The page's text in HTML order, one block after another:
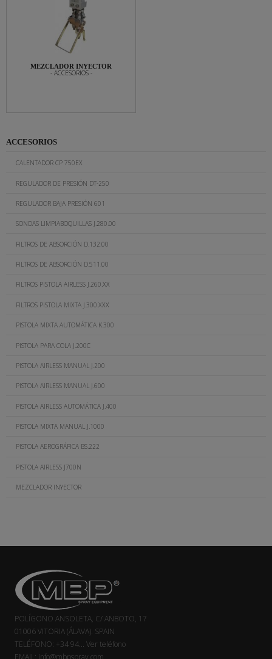
MEZCLADOR INYECTOR
- ACCESORIOS -
ACCESORIOS
CALENTADOR CP 750EX
REGULADOR DE PRESIÓN DT-250
REGULADOR BAJA PRESIÓN 601
SONDAS LIMPIABOQUILLAS J.280.00
FILTROS DE ABSORCIÓN D.132.00
FILTROS DE ABSORCIÓN D.511.00
FILTROS PISTOLA AIRLESS J.260.XX
FILTROS PISTOLA MIXTA J.300.XXX
PISTOLA MIXTA AUTOMÁTICA K.300
PISTOLA PARA COLA J.200C
PISTOLA AIRLESS MANUAL J.200
PISTOLA AIRLESS MANUAL J.600
PISTOLA AIRLESS AUTOMÁTICA J.400
PISTOLA MIXTA MANUAL J.1000
PISTOLA AEROGRÁFICA BS.222
PISTOLA AIRLESS J700N
MEZCLADOR INYECTOR
POLÍGONO ANSOLETA, C/ ANBOTO, 17
01006 VITORIA (ÁLAVA). SPAIN
TELÉFONO: +34 94... Ver teléfono